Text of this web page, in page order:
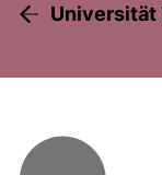
Universität